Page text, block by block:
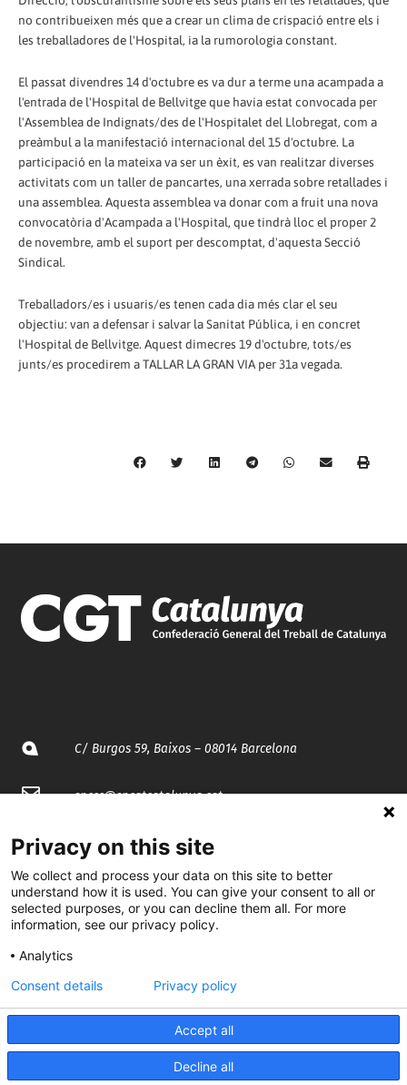
no contribueixen més que a crear un clima de crispació entre els i
les treballadores de l'Hospital, ia la rumorologia constant.
El passat divendres 14 d'octubre es va dur a terme una acampada a
l'entrada de l'Hospital de Bellvitge que havia estat convocada per
l'Assemblea de Indignats/des de l'Hospitalet del Llobregat, com a
preàmbul a la manifestació internacional del 15 d'octubre. La
participació en la mateixa va ser un èxit, es van realitzar diverses
activitats com un taller de pancartes, una xerrada sobre retallades i
una assemblea. Aquesta assemblea va donar com a fruit una nova
convocatòria d'Acampada a l'Hospital, que tindrà lloc el proper 2
de novembre, amb el suport per descomptat, d'aquesta Secció
Sindical.
Treballadors/es i usuaris/es tenen cada dia més clar el seu
objectiu: van a defensar i salvar la Sanitat Pública, i en concret
l'Hospital de Bellvitge. Aquest dimecres 19 d'octubre, tots/es
junts/es procedirem a TALLAR LA GRAN VIA per 31a vegada.
C/ Burgos 59, Baixos – 08014 Barcelona
spccc@spcgtcatalunya.cat
935 120 481
@CGTCatalunya
cgtcatalunya
CGTCatalunya
Desenvolupat per
Privacy on this site
We collect and process your data on this site to better
understand how it is used. You can give your consent to all or
selected purposes, or you can decline them all. For more
information, see our privacy policy.
Analytics
Accept all
Decline all
Consent details Privacy policy